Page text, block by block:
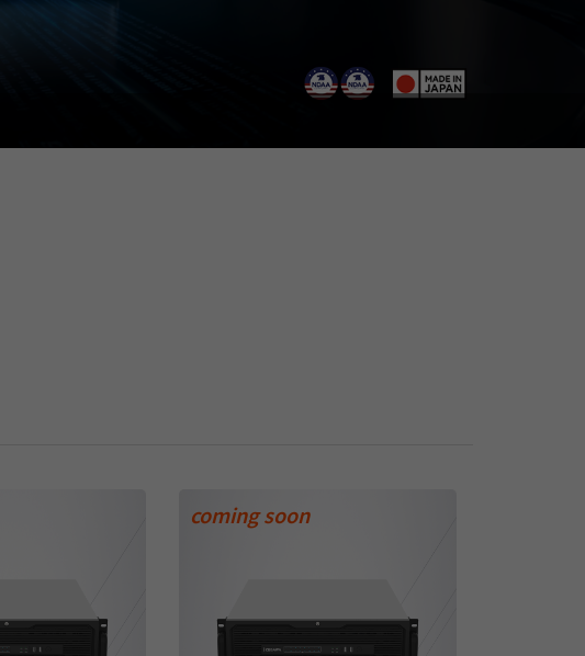
coming soon